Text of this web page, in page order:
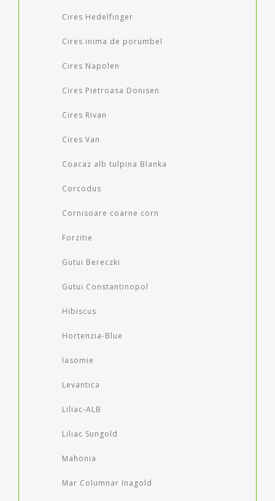
Cires Hedelfinger
Cires inima de porumbel
Cires Napolen
Cires Pietroasa Donisen
Cires Rivan
Cires Van
Coacaz alb tulpina Blanka
Corcodus
Cornisoare coarne corn
Forzitie
Gutui Bereczki
Gutui Constantinopol
Hibiscus
Hortenzia-Blue
Iasomie
Levantica
Liliac-ALB
Liliac Sungold
Mahonia
Mar Columnar Inagold